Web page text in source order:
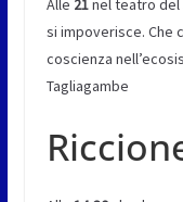
Alle 21nel teatro del
si impoverisce. Che
coscienza
Tagliagambe